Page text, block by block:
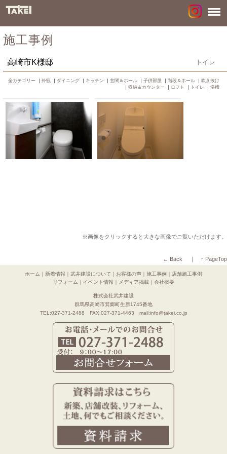
施工事例
高崎市K様邸 トイレ
全カテゴリー ｜ 外観 ｜ ダイニング ｜ キッチン ｜ 玄関＆ホール ｜ 子供部屋 ｜ 階段＆ホール ｜ 吹き抜け
｜ 収納＆カウンター ｜ ロフト ｜ トイレ ｜ 浴槽
※画像をクリックすると大きな画像でご覧いただけます。
← Back ｜ ↑ PageTop
ホーム 新着情報 武井建設について お客様の声 施工事例
店舗施工事例
リフォーム
イベント情報 メディア掲載 会社概要
株式会社武井建設
群馬県高崎市箕郷町生原1745番地
TEL:027-371-2488 FAX:027-371-4463 mail:info@takei.co.jp